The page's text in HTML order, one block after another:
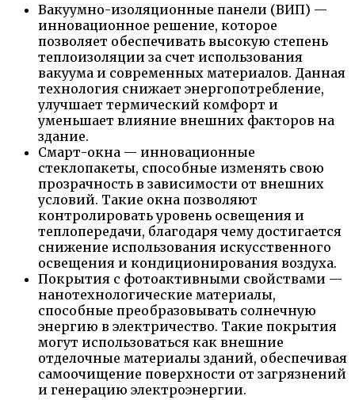
Вакуумно-изоляционные панели (ВИП) —
инновационное решение, которое
позволяет обеспечивать высокую степень
теплоизоляции за счет использования
вакуума и современных материалов. Данная
технология снижает энергопотребление,
улучшает термический комфорт и
уменьшает влияние внешних факторов на
здание.
Смарт-окна — инновационные
стеклопакеты, способные изменять свою
прозрачность в зависимости от внешних
условий. Такие окна позволяют
контролировать уровень освещения и
теплопередачи, благодаря чему достигается
снижение использования искусственного
освещения и кондиционирования воздуха.
Покрытия с фотоактивными свойствами —
нанотехнологические материалы,
способные преобразовывать солнечную
энергию в электричество. Такие покрытия
могут использоваться как внешние
отделочные материалы зданий, обеспечивая
самоочищение поверхности от загрязнений
и генерацию электроэнергии.